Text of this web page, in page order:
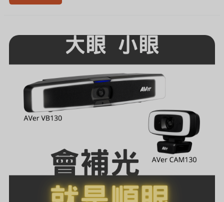
聞]
VB130